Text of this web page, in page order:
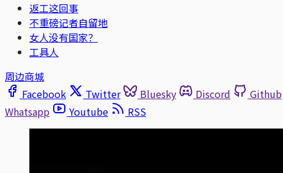
返工这回事
不重磅记者自留地
女人没有国家？
工具人
周边商城
Facebook
Twitter Bluesky Discord Github
Whatsapp
Youtube RSS